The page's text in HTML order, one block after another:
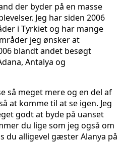
der byder på en masse
Jeg har siden 2006
i Tyrkiet og har mange
jeg ønsker at
blandt andet besøgt
Antalya og
så meget mere og en del af
at komme til at se igen. Jeg
godt at byde på uanset
du lige som jeg også om
du alligevel gæster Alanya på